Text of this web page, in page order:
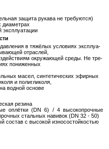
за­щи­та ру­ка­ва не тре­бу­ют­ся)
диа­мет­рах
экс­плу­а­та­ции
в тя­жё­лых усло­ви­ях экс­плу­а­
от­рас­лей,
окру­жа­ю­щей среды. Не тре­
по­ни­жен­ных
масел, син­те­ти­че­ских эфир­ных
и по­лигли­ко­ля,
вод­ной ос­но­ве
ре­зи­на
оплёт­ки (DN 6) / 4 вы­со­ко­проч­ные
сталь­ных на­ви­вок (DN 32 - 50)
со­став с вы­со­кой из­но­со­стой­ко­стью